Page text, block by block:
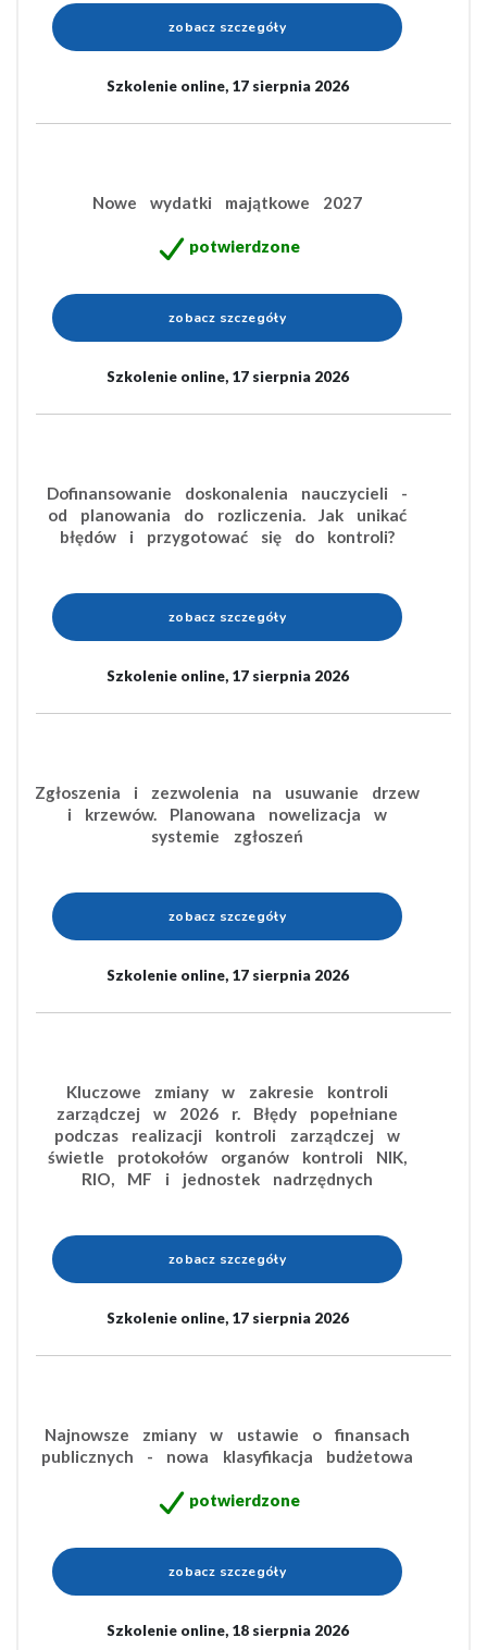
zobacz szczegóły
Szkolenie online, 17 sierpnia 2026
Nowe wydatki majątkowe 2027
potwierdzone
zobacz szczegóły
Szkolenie online, 17 sierpnia 2026
Dofinansowanie doskonalenia nauczycieli -
od planowania do rozliczenia. Jak unikać
błędów i przygotować się do kontroli?
zobacz szczegóły
Szkolenie online, 17 sierpnia 2026
Zgłoszenia i zezwolenia na usuwanie drzew
i krzewów. Planowana nowelizacja w
systemie zgłoszeń
zobacz szczegóły
Szkolenie online, 17 sierpnia 2026
Kluczowe zmiany w zakresie kontroli
zarządczej w 2026 r. Błędy popełniane
podczas realizacji kontroli zarządczej w
świetle protokołów organów kontroli NIK,
RIO, MF i jednostek nadrzędnych
zobacz szczegóły
Szkolenie online, 17 sierpnia 2026
Najnowsze zmiany w ustawie o finansach
publicznych - nowa klasyfikacja budżetowa
potwierdzone
zobacz szczegóły
Szkolenie online, 18 sierpnia 2026